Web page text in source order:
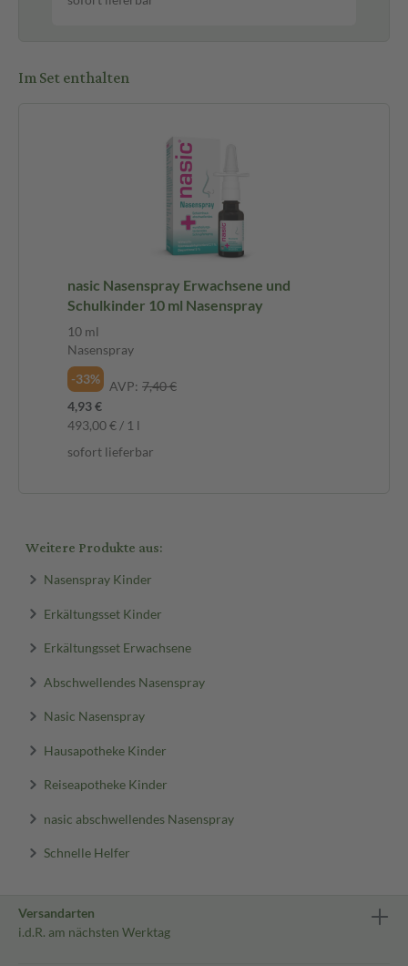
Im Set enthalten
nasic Nasenspray Erwachsene und
Schulkinder 10 ml Nasenspray
10 ml
Nasenspray
-33%
AVP: 7,40 €
4,93 €
493,00 € / 1 l
sofort lieferbar
Weitere Produkte aus:
Nasenspray Kinder
Erkältungsset Kinder
Erkältungsset Erwachsene
Abschwellendes Nasenspray
Nasic Nasenspray
Hausapotheke Kinder
Reiseapotheke Kinder
nasic abschwellendes Nasenspray
Schnelle Helfer
Versandarten
i.d.R. am nächsten Werktag